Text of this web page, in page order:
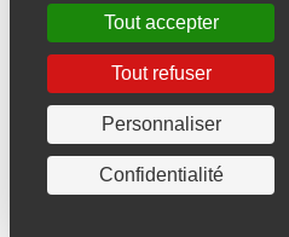
Tout accepter
Tout refuser
Personnaliser
Confidentialité